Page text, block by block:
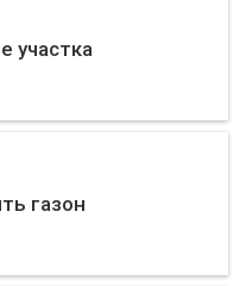
участка
газон